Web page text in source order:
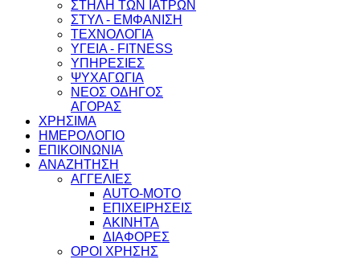
ΣΤΗΛΗ ΤΩΝ ΙΑΤΡΩΝ
ΣΤΥΛ - ΕΜΦΑΝΙΣΗ
ΤΕΧΝΟΛΟΓΙΑ
ΥΓΕΙΑ - FITNESS
ΥΠΗΡΕΣΙΕΣ
ΨΥΧΑΓΩΓΙΑ
ΝΕΟΣ ΟΔΗΓΟΣ
ΑΓΟΡΑΣ
ΧΡΗΣΙΜΑ
ΗΜΕΡΟΛΟΓΙΟ
ΕΠΙΚΟΙΝΩΝΙΑ
ΑΝΑΖΗΤΗΣΗ
ΑΓΓΕΛΙΕΣ
AUTO-MOTO
ΕΠΙΧΕΙΡΗΣΕΙΣ
ΑΚΙΝΗΤΑ
ΔΙΑΦΟΡΕΣ
ΟΡΟΙ ΧΡΗΣΗΣ